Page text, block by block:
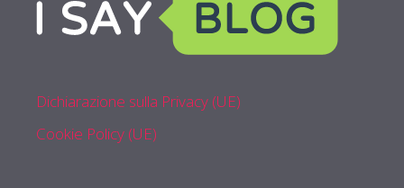
Dichiarazione sulla Privacy (UE)
Cookie Policy (UE)